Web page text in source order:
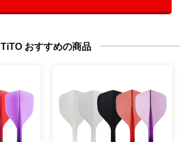
TiTO おすすめの商品